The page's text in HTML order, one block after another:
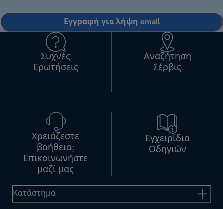
Εγγραφή για λήψη email
Συχνές
Ερωτήσεις
Αναζήτηση
Σέρβις
Χρειάζεστε
βοήθεια;
Επικοινωνήστε
μαζί μας
Εγχειρίδια
Οδηγιών
Κατάστημα